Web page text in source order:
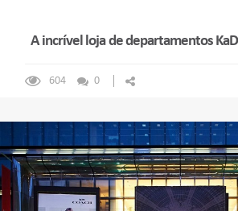
A incrível loja de departamentos
604 0